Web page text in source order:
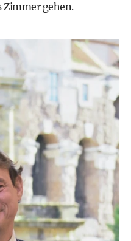
Zimmer gehen.